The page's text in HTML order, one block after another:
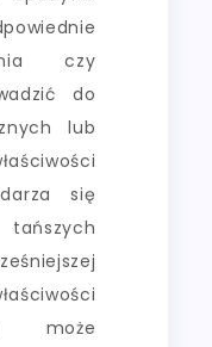
czy
do
lub
się
może